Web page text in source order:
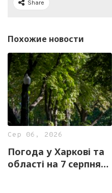
Share
Похожие новости
Сер 06, 2026
Погода у Харкові та
області на 7 серпня